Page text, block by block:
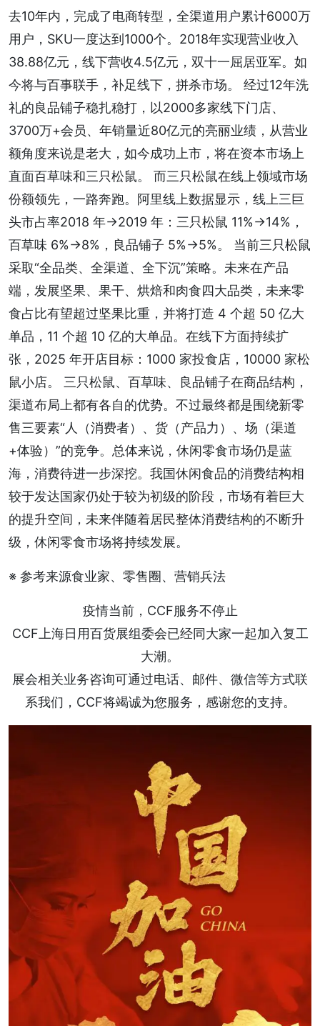
去10年内，完成了电商转型，全渠道用户累计6000万
用户，SKU一度达到1000个。2018年实现营业收入
38.88亿元，线下营收4.5亿元，双十一屈居亚军。如
今将与百事联手，补足线下，拼杀市场。 经过12年洗
礼的良品铺子稳扎稳打，以2000多家线下门店、
3700万+会员、年销量近80亿元的亮丽业绩，从营业
额角度来说是老大，如今成功上市，将在资本市场上
直面百草味和三只松鼠。 而三只松鼠在线上领域市场
份额领先，一路奔跑。阿里线上数据显示，线上三巨
头市占率2018 年→2019 年：三只松鼠 11%→14%，
百草味 6%→8%，良品铺子 5%→5%。 当前三只松鼠
采取“全品类、全渠道、全下沉”策略。未来在产品
端，发展坚果、果干、烘焙和肉食四大品类，未来零
食占比有望超过坚果比重，并将打造 4 个超 50 亿大
单品，11 个超 10 亿的大单品。在线下方面持续扩
张，2025 年开店目标：1000 家投食店，10000 家松
鼠小店。 三只松鼠、百草味、良品铺子在商品结构，
渠道布局上都有各自的优势。不过最终都是围绕新零
售三要素“人（消费者）、货（产品力）、场（渠道
+体验）”的竞争。总体来说，休闲零食市场仍是蓝
海，消费待进一步深挖。我国休闲食品的消费结构相
较于发达国家仍处于较为初级的阶段，市场有着巨大
的提升空间，未来伴随着居民整体消费结构的不断升
级，休闲零食市场将持续发展。
※ 参考来源食业家、零售圈、营销兵法
疫情当前，CCF服务不停止
CCF上海日用百货展组委会已经同大家一起加入复工
大潮。
展会相关业务咨询可通过电话、邮件、微信等方式联
系我们，CCF将竭诚为您服务，感谢您的支持。